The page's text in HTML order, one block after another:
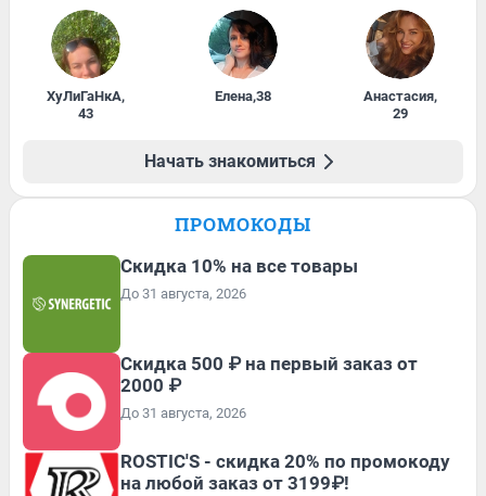
ХуЛиГаНкА,
43
Елена,38 Анастасия,
29
Начать знакомиться
ПРОМОКОДЫ
Скидка 10% на все товары
До 31 августа, 2026
Скидка 500 ₽ на первый заказ от
2000 ₽
До 31 августа, 2026
ROSTIC'S - скидка 20% по промокоду
на любой заказ от 3199₽!